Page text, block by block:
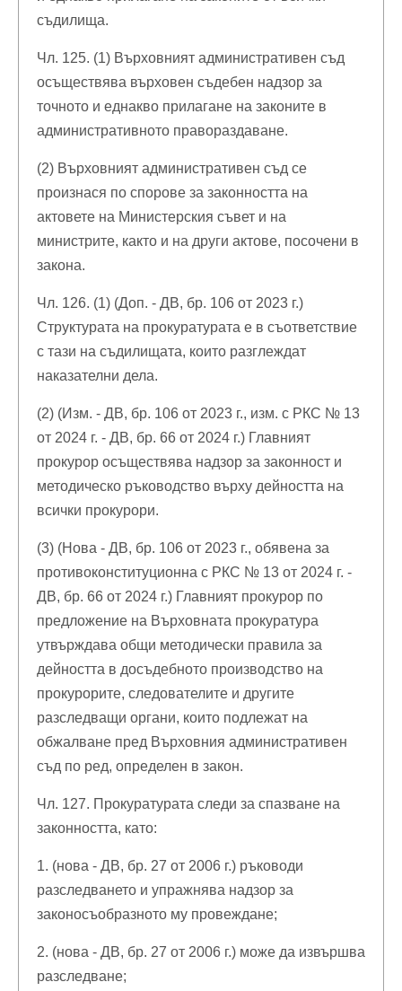
съдилища.
Чл. 125. (1) Върховният административен съд
осъществява върховен съдебен надзор за
точното и еднакво прилагане на законите в
административното правораздаване.
(2) Върховният административен съд се
произнася по спорове за законността на
актовете на Министерския съвет и на
министрите, както и на други актове, посочени в
закона.
Чл. 126. (1) (Доп. - ДВ, бр. 106 от 2023 г.)
Структурата на прокуратурата е в съответствие
с тази на съдилищата, които разглеждат
наказателни дела.
(2) (Изм. - ДВ, бр. 106 от 2023 г., изм. с РКС № 13
от 2024 г. - ДВ, бр. 66 от 2024 г.) Главният
прокурор осъществява надзор за законност и
методическо ръководство върху дейността на
всички прокурори.
(3) (Нова - ДВ, бр. 106 от 2023 г., обявена за
противоконституционна с РКС № 13 от 2024 г. -
ДВ, бр. 66 от 2024 г.) Главният прокурор по
предложение на Върховната прокуратура
утвърждава общи методически правила за
дейността в досъдебното производство на
прокурорите, следователите и другите
разследващи органи, които подлежат на
обжалване пред Върховния административен
съд по ред, определен в закон.
Чл. 127. Прокуратурата следи за спазване на
законността, като:
1. (нова - ДВ, бр. 27 от 2006 г.) ръководи
разследването и упражнява надзор за
законосъобразното му провеждане;
2. (нова - ДВ, бр. 27 от 2006 г.) може да извършва
разследване;